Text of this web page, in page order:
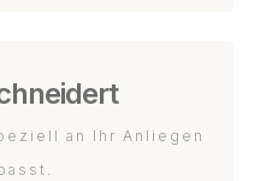
an Ihr Anliegen